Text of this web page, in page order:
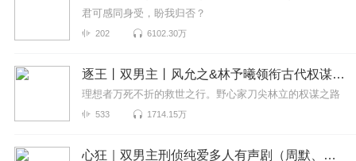
君可感同身受，盼我归否？
202 6102.30万
逐王丨双男主丨风允之&林予曦领衔古代权谋有声剧丨水千丞原著
理想者万死不折的救世之行。野心家刀尖林立的权谋之路
533 1714.15万
心狂｜双男主刑侦纯爱多人有声剧（周默、青山领衔）